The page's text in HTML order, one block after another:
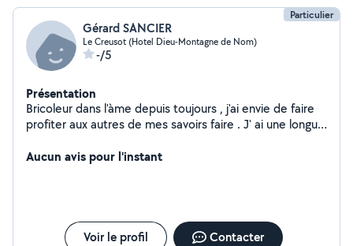
Particulier
Gérard SANCIER
Le Creusot (Hotel Dieu-Montagne de Nom)
-/5
Présentation
Bricoleur dans l'àme depuis toujours , j'ai envie de faire
profiter aux autres de mes savoirs faire . J' ai une longue
d'agencement , ainsi que la pose de menuiserie , portes
Aucun avis pour l'instant
Voir le profil Contacter